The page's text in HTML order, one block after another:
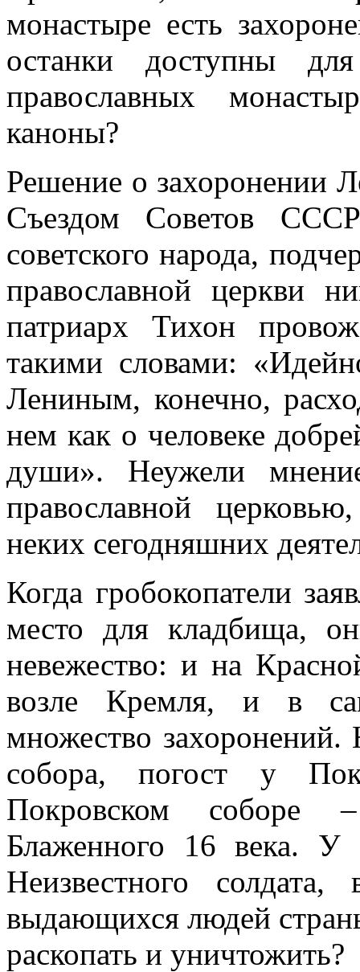
монастыре есть
останки доступны
православных
каноны?
Решение о захоронении
Съездом Советов
советского народа,
православной церкви
патриарх Тихон
такими словами:
Лениным, конечно,
нем как о человеке
души». Неужели
православной
неких сегодняшних
Когда гробокопатели
место для кладбища,
невежество: и на
возле Кремля, и в
множество захоронений.
собора, погост у
Покровском соборе
Блаженного 16 века. У
Неизвестного
выдающихся людей
раскопать и уничтожить?